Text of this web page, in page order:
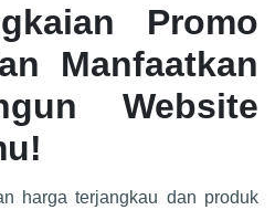
Promo
Manfaatkan
Website
!
harga terjangkau dan produk